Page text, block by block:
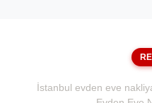
İstanbul evden eve